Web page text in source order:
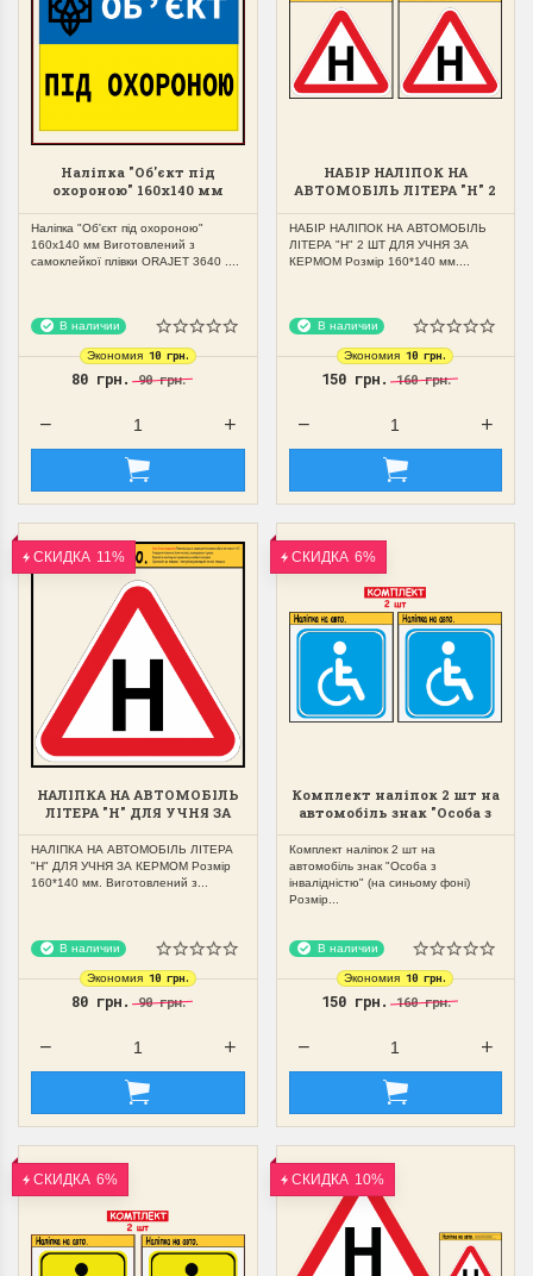
Наліпка "Об'єкт під
охороною" 160х140 мм
Наліпка "Об'єкт під охороною"
160х140 мм Виготовлений з
самоклейкої плівки ORAJET 3640 ....
В наличии
Экономия 10 грн.
80 грн.90 грн.
НАБІР НАЛІПОК НА
АВТОМОБІЛЬ ЛІТЕРА "Н" 2
НАБІР НАЛІПОК НА АВТОМОБІЛЬ
ЛІТЕРА "Н" 2 ШТ ДЛЯ УЧНЯ ЗА
КЕРМОМ Розмір 160*140 мм....
В наличии
Экономия 10 грн.
150 грн.160 грн.
СКИДКА 11%
НАЛІПКА НА АВТОМОБІЛЬ
ЛІТЕРА "Н" ДЛЯ УЧНЯ ЗА
КЕРМОМ
НАЛІПКА НА АВТОМОБІЛЬ ЛІТЕРА
"Н" ДЛЯ УЧНЯ ЗА КЕРМОМ Розмір
160*140 мм. Виготовлений з...
В наличии
Экономия 10 грн.
80 грн.90 грн.
СКИДКА 6%
Комплект наліпок 2 шт на
автомобіль знак "Особа з
інвалідністю" (на
синьому фоні)
Комплект наліпок 2 шт на
автомобіль знак "Особа з
інвалідністю" (на синьому фоні)
Розмір...
В наличии
Экономия 10 грн.
150 грн.160 грн.
СКИДКА 6% СКИДКА 10%